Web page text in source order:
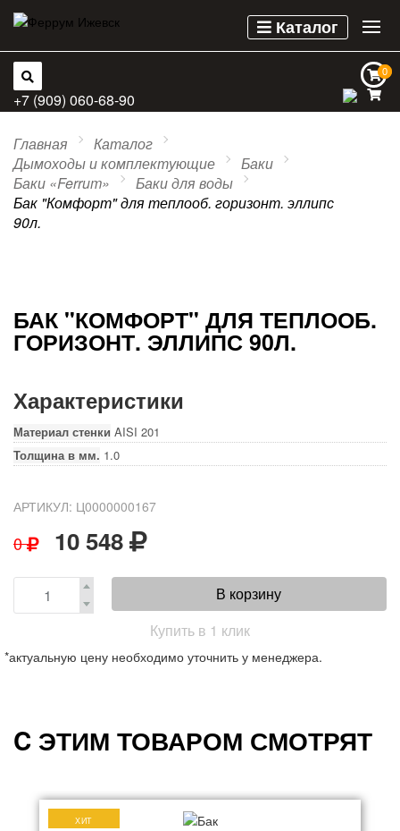
Каталог
0
0
+7 (909) 060-68-90
Главная
Каталог
Дымоходы и комплектующие
Баки
Баки «Ferrum»
Баки для воды
Бак "Комфорт" для теплооб. горизонт. эллипс
90л.
БАК "КОМФОРТ" ДЛЯ ТЕПЛООБ.
ГОРИЗОНТ. ЭЛЛИПС 90Л.
Характеристики
Материал стенки AISI 201
Толщина в мм. 1.0
АРТИКУЛ: Ц0000000167
0 10 548
В корзину
Купить в 1 клик
*актуальную цену необходимо уточнить у менеджера.
C ЭТИМ ТОВАРОМ СМОТРЯТ
ХИТ